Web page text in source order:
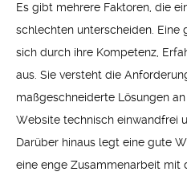
Es gibt mehrere Faktoren, die
schlechten unterscheiden. Eine
sich durch ihre Kompetenz,
aus. Sie versteht die
maßgeschneiderte Lösungen
Website technisch einwandfrei
Darüber hinaus legt eine gute
eine enge Zusammenarbeit mit